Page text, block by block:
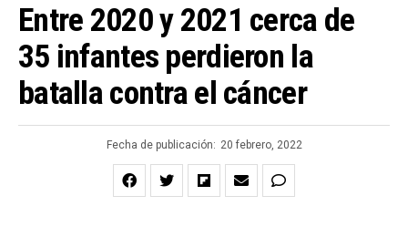
Entre 2020 y 2021 cerca de
35 infantes perdieron la
batalla contra el cáncer
Fecha de publicación: 20 febrero, 2022